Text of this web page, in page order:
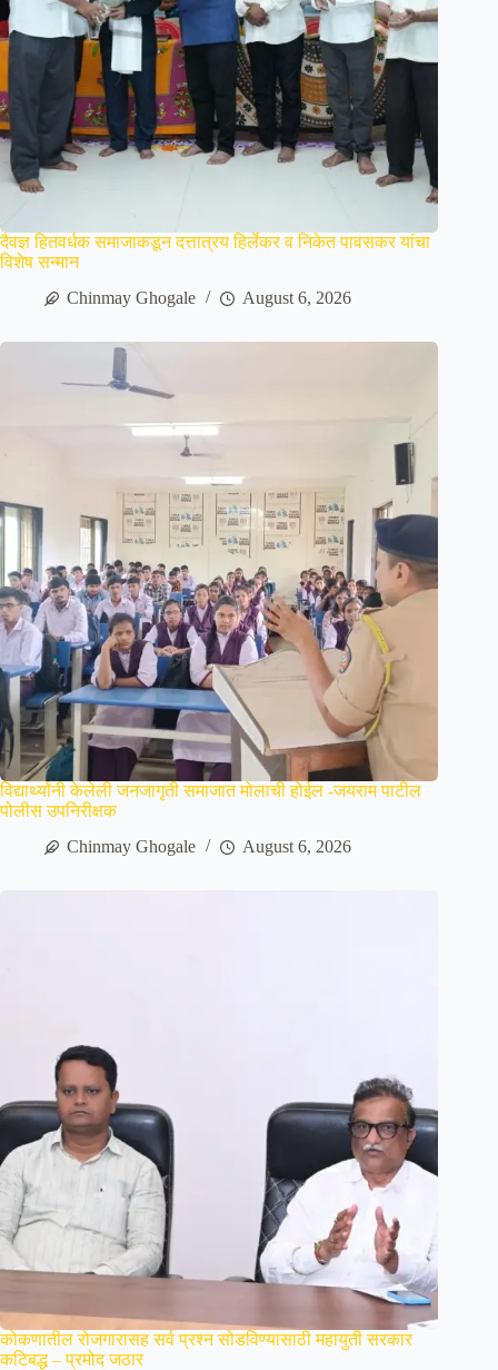
दैवज्ञ हितवर्धक समाजाकडून दत्तात्रय हिर्लेकर व निकेत पावसकर यांचा
विशेष सन्मान
Chinmay Ghogale
August 6, 2026
विद्यार्थ्यांनी केलेली जनजागृती समाजात मोलाची होईल -जयराम पाटील
पोलीस उपनिरीक्षक
Chinmay Ghogale
August 6, 2026
कोकणातील रोजगारासह सर्व प्रश्न सोडविण्यासाठी महायुती सरकार
कटिबद्ध – प्रमोद जठार